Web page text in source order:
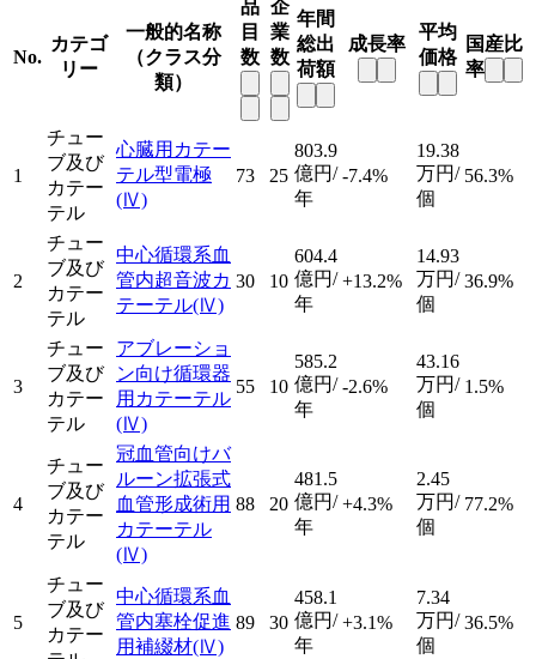
No.
カテゴ
リー
一般的名称
（クラス分
類）
品
目
数
企
業
数
年間
総出
荷額
成長率
平均
価格
国産比
率
1
チュー
ブ及び
カテー
テル
心臓用カテー
テル型電極
(Ⅳ)
73 25
803.9
億円/
年
-7.4%
19.38
万円/
個
56.3%
2
チュー
ブ及び
カテー
テル
中心循環系血
管内超音波カ
テーテル(Ⅳ)
30 10
604.4
億円/
年
+13.2%
14.93
万円/
個
36.9%
3
チュー
ブ及び
カテー
テル
アブレーショ
ン向け循環器
用カテーテル
(Ⅳ)
55 10
585.2
億円/
年
-2.6%
43.16
万円/
個
1.5%
4
チュー
ブ及び
カテー
テル
冠血管向けバ
ルーン拡張式
血管形成術用
カテーテル
(Ⅳ)
88 20
481.5
億円/
年
+4.3%
2.45
万円/
個
77.2%
5
チュー
ブ及び
カテー
中心循環系血
管内塞栓促進
用補綴材(Ⅳ)
89 30
458.1
億円/
年
+3.1%
7.34
万円/
個
36.5%